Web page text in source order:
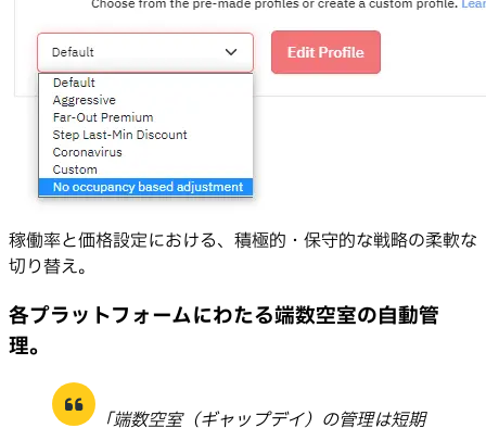
稼働率と価格設定における、積極的・保守的な戦略の柔軟な
切り替え。
各プラットフォームにわたる端数空室の自動管
理。
「端数空室（ギャップデイ）の管理は短期